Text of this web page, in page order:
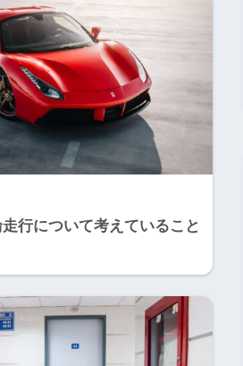
行について考えていること